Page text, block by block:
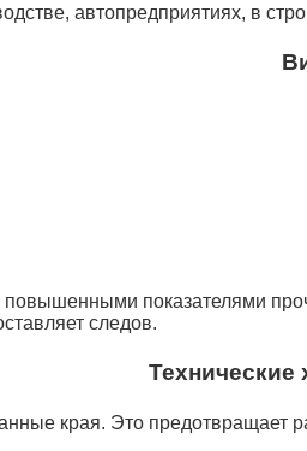
автопредприятиях, в
показателями
следов.
Технические
края. Это предотвращает